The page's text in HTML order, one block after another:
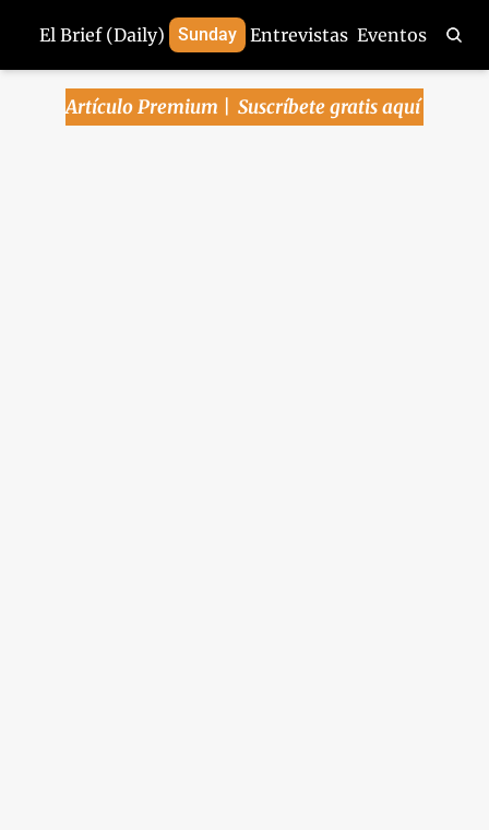
El Brief (Daily) Sunday Entrevistas Eventos
Artículo Premium | Suscríbete gratis aquí